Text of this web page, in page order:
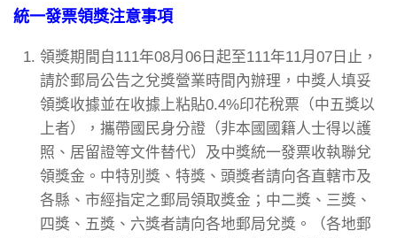
統一發票領獎注意事項
領獎期間自111年08月06日起至111年11月07日止，
請於郵局公告之兌獎營業時間內辦理，中獎人填妥
領獎收據並在收據上粘貼0.4%印花稅票（中五獎以
上者），攜帶國民身分證（非本國國籍人士得以護
照、居留證等文件替代）及中獎統一發票收執聯兌
領獎金。中特別獎、特獎、頭獎者請向各直轄市及
各縣、市經指定之郵局領取獎金；中二獎、三獎、
四獎、五獎、六獎者請向各地郵局兌獎。（各地郵